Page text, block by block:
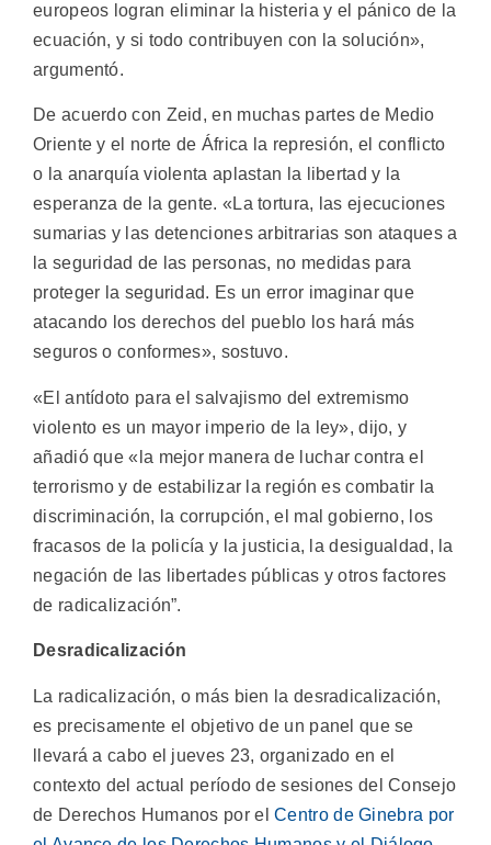
europeos logran eliminar la histeria y el pánico de la
ecuación, y si todo contribuyen con la solución»,
argumentó.
De acuerdo con Zeid, en muchas partes de Medio
Oriente y el norte de África la represión, el conflicto
o la anarquía violenta aplastan la libertad y la
esperanza de la gente. «La tortura, las ejecuciones
sumarias y las detenciones arbitrarias son ataques a
la seguridad de las personas, no medidas para
proteger la seguridad. Es un error imaginar que
atacando los derechos del pueblo los hará más
seguros o conformes», sostuvo.
«El antídoto para el salvajismo del extremismo
violento es un mayor imperio de la ley», dijo, y
añadió que «la mejor manera de luchar contra el
terrorismo y de estabilizar la región es combatir la
discriminación, la corrupción, el mal gobierno, los
fracasos de la policía y la justicia, la desigualdad, la
negación de las libertades públicas y otros factores
de radicalización”.
Desradicalización
La radicalización, o más bien la desradicalización,
es precisamente el objetivo de un panel que se
llevará a cabo el jueves 23, organizado en el
contexto del actual período de sesiones del Consejo
de Derechos Humanos por el Centro de Ginebra por